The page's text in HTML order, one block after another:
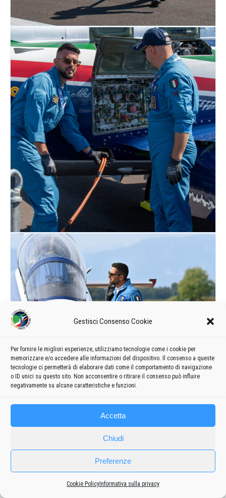
Gestisci Consenso Cookie
Per fornire le migliori esperienze, utilizziamo tecnologie come i cookie per
memorizzare e/o accedere alle informazioni del dispositivo. Il consenso a queste
tecnologie ci permetterà di elaborare dati come il comportamento di navigazione
o ID unici su questo sito. Non acconsentire o ritirare il consenso può influire
negativamente su alcune caratteristiche e funzioni.
Accetta
Chiudi
Preferenze
Cookie Policy Informativa sulla privacy